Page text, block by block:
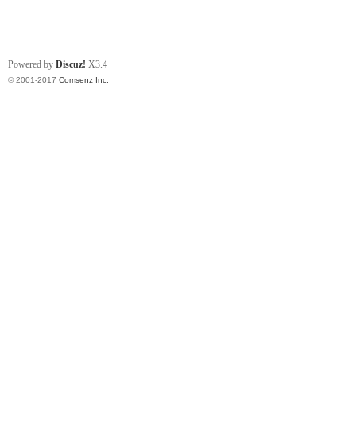
Powered by Discuz! X3.4
© 2001-2017 Comsenz Inc.